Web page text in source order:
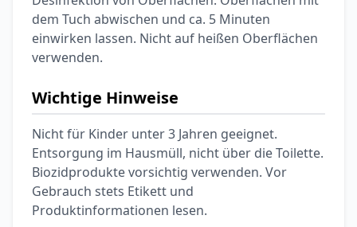
dem Tuch abwischen und ca. 5 Minuten
einwirken lassen. Nicht auf heißen Oberflächen
verwenden.
Wichtige Hinweise
Nicht für Kinder unter 3 Jahren geeignet.
Entsorgung im Hausmüll, nicht über die Toilette.
Biozidprodukte vorsichtig verwenden. Vor
Gebrauch stets Etikett und
Produktinformationen lesen.